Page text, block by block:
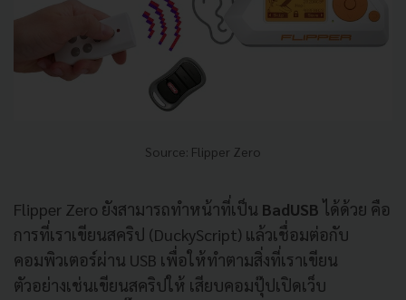
Source: Flipper Zero
Flipper Zero ยังสามารถทำหน้าที่เป็น BadUSB ได้ด้วย คือ
การที่เราเขียนสคริป (DuckyScript) แล้วเชื่อมต่อกับ
คอมพิวเตอร์ผ่าน USB เพื่อให้ทำตามสิ่งที่เราเขียน
ตัวอย่างเช่นเขียนสคริปให้ เสียบคอมปุ๊ปเปิดเว็บ